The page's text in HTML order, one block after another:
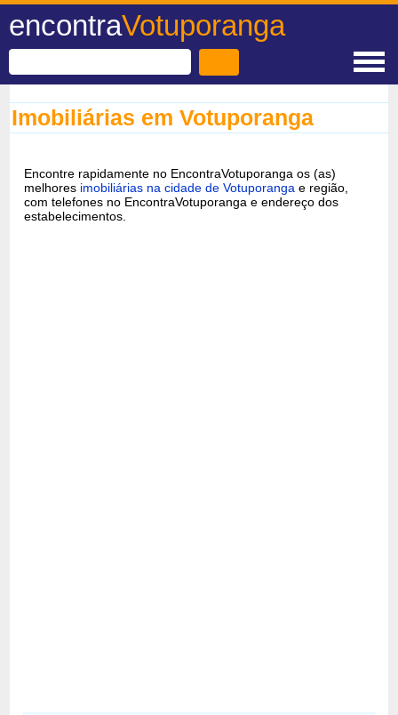
encontraVotuporanga
Imobiliárias em Votuporanga
Encontre rapidamente no EncontraVotuporanga os (as)
melhores imobiliárias na cidade de Votuporanga e região,
com telefones no EncontraVotuporanga e endereço dos
estabelecimentos.